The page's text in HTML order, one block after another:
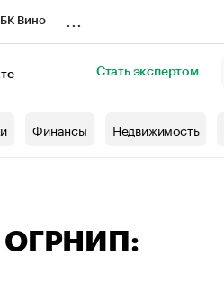
Вино
Стать экспертом
Финансы Недвижимость
ОГРНИП: